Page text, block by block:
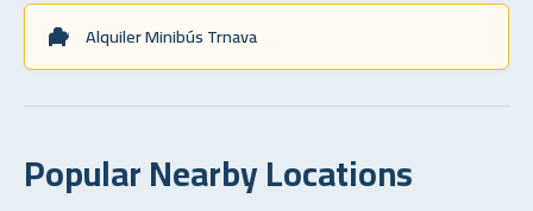
Alquiler Minibús Trnava
Popular Nearby Locations